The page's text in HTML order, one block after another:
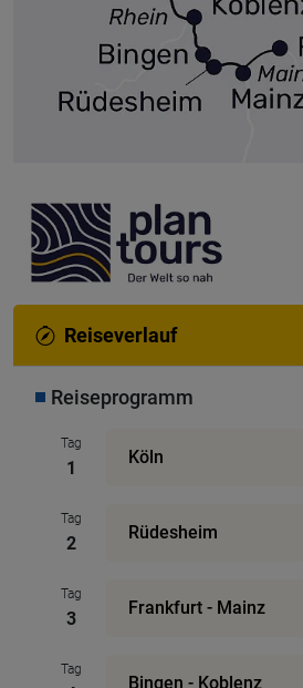
Reiseverlauf
Reiseprogramm
Tag
1
Köln
Tag
2
Rüdesheim
Tag
3
Frankfurt - Mainz
Tag
Bingen - Koblenz